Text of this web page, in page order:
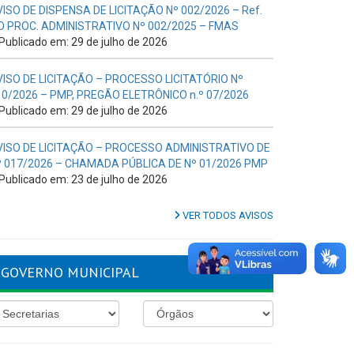
DE DISPENSA DE LICITAÇÃO Nº 002/2026 – Ref.
PROC. ADMINISTRATIVO Nº 002/2025 – FMAS
Publicado em: 29 de julho de 2026
DE LICITAÇÃO – PROCESSO LICITATÓRIO Nº
2026 – PMP, PREGÃO ELETRÔNICO n.º 07/2026
Publicado em: 29 de julho de 2026
DE LICITAÇÃO – PROCESSO ADMINISTRATIVO DE
017/2026 – CHAMADA PÚBLICA DE Nº 01/2026 PMP
Publicado em: 23 de julho de 2026
VER TODOS AVISOS
GOVERNO MUNICIPAL